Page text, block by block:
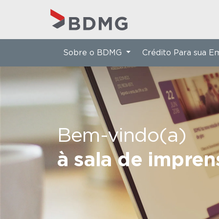
Bem-vindo(a)
à sala de
Sobre o BDMG Crédito Para sua